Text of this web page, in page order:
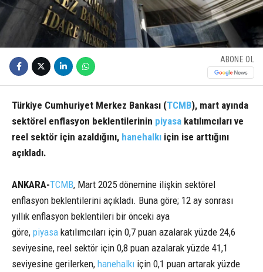
ABONE OL
Türkiye Cumhuriyet Merkez Bankası (TCMB), mart ayında
sektörel enflasyon beklentilerinin piyasa katılımcıları ve
reel sektör için azaldığını, hanehalkı için ise arttığını
açıkladı.
ANKARA-TCMB, Mart 2025 dönemine ilişkin sektörel
enflasyon beklentilerini açıkladı. Buna göre; 12 ay sonrası
yıllık enflasyon beklentileri bir önceki aya
göre, piyasa katılımcıları için 0,7 puan azalarak yüzde 24,6
seviyesine, reel sektör için 0,8 puan azalarak yüzde 41,1
seviyesine gerilerken, hanehalkı için 0,1 puan artarak yüzde